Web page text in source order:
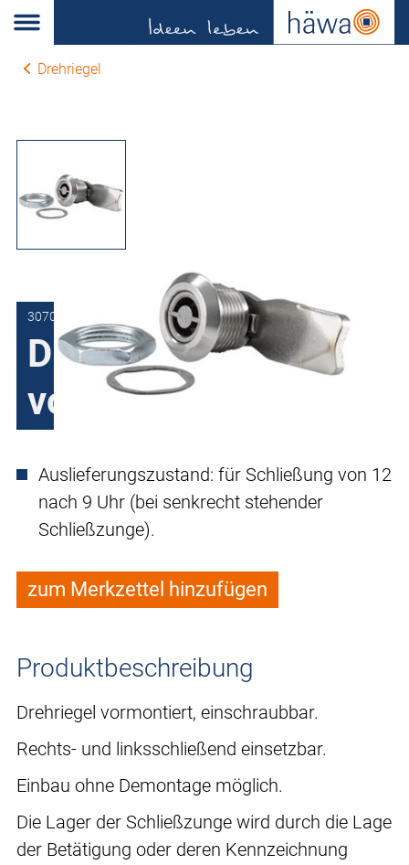
Drehriegel
3070-7504-16-05
Drehriegel
vormontiert
Auslieferungszustand: für Schließung von 12
nach 9 Uhr (bei senkrecht stehender
Schließzunge).
zum Merkzettel hinzufügen
Produktbeschreibung
Drehriegel vormontiert, einschraubbar.
Rechts- und linksschließend einsetzbar.
Einbau ohne Demontage möglich.
Die Lager der Schließzunge wird durch die Lage
der Betätigung oder deren Kennzeichnung